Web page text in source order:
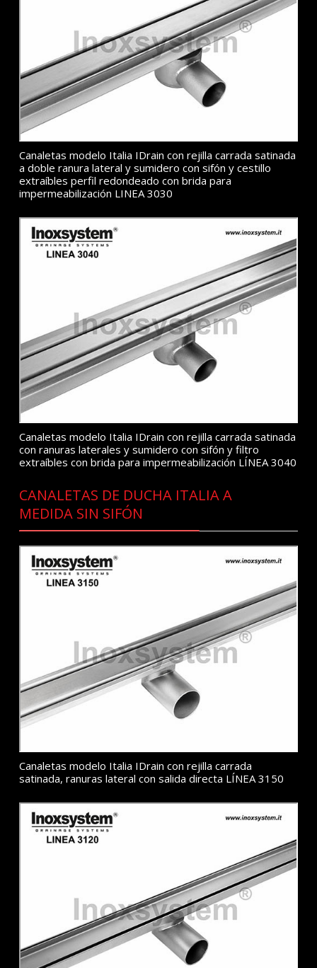
Canaletas modelo Italia IDrain con rejilla carrada satinada
a doble ranura lateral y sumidero con sifón y cestillo
extraíbles perfil redondeado con brida para
impermeabilización LINEA 3030
Canaletas modelo Italia IDrain con rejilla carrada satinada
con ranuras laterales y sumidero con sifón y filtro
extraíbles con brida para impermeabilización LÍNEA 3040
CANALETAS DE DUCHA ITALIA A
MEDIDA SIN SIFÓN
Canaletas modelo Italia IDrain con rejilla carrada
satinada, ranuras lateral con salida directa LÍNEA 3150